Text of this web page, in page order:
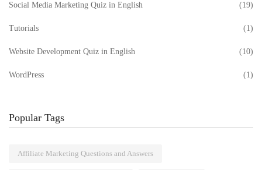
Social Media Marketing Quiz in English (19)
Tutorials (1)
Website Development Quiz in English (10)
WordPress (1)
Popular Tags
Affiliate Marketing Questions and Answers